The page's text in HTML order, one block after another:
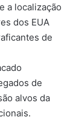
a localização
dos EUA
de
de
alvos da